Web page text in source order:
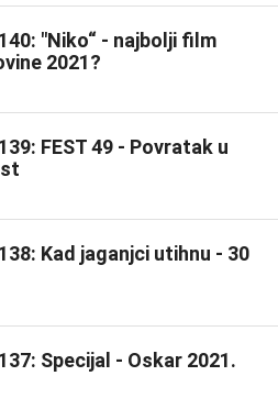
"Niko“ - najbolji film
2021?
FEST 49 - Povratak u
Kad jaganjci utihnu - 30
Specijal - Oskar 2021.